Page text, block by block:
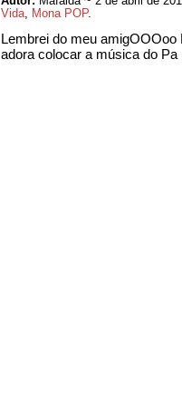
Vida, Mona POP.
Lembrei do meu
adora colocar a música do